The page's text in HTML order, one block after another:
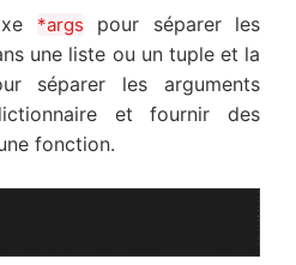
*args pour séparer les
une liste ou un tuple et la
séparer les arguments
et fournir des
fonction.